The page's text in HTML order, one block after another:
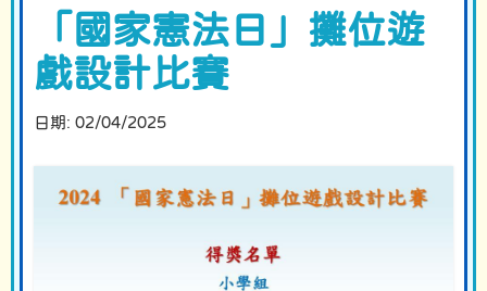
「國家憲法日」攤位遊
戲設計比賽
日期: 02/04/2025